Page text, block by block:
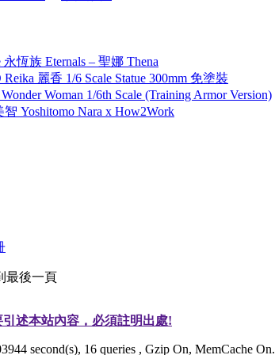
恆族 Eternals – 聖娜 Thena
麗香 1/6 Scale Statue 300mm 免塗裝
Woman 1/6th Scale (Training Armor Version)
Yoshitomo Nara x How2Work
最後一頁
引述本站內容，必須註明出處!
second(s), 16 queries , Gzip On, MemCache On.